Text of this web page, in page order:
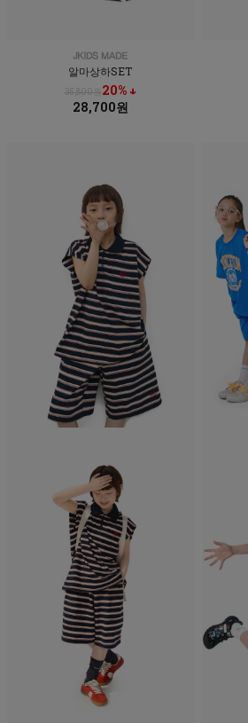
알마상하SET
35,800원20% ↓
28,700원